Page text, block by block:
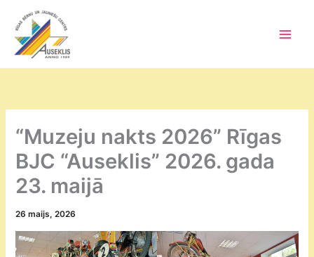
content
“Muzeju nakts 2026” Rīgas
BJC “Auseklis” 2026. gada
23. maijā
26 maijs, 2026